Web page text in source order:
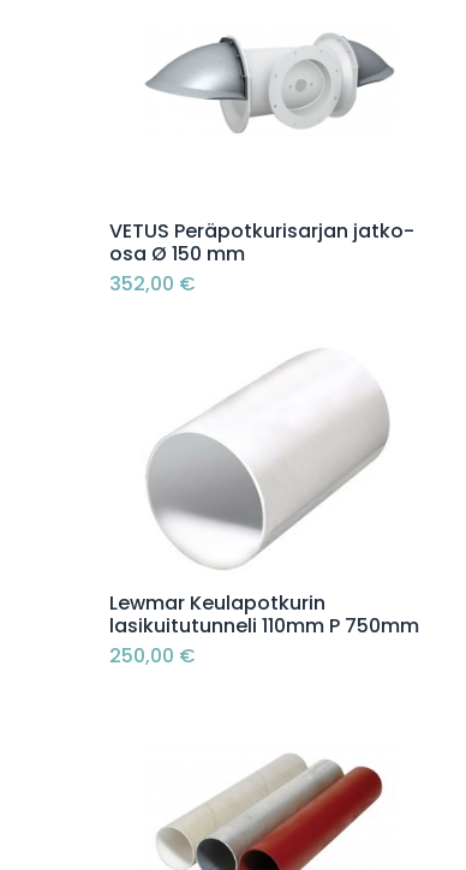
Lisää ostoskoriin
VETUS Peräpotkurisarjan jatko-
osa Ø 150 mm
352,00 €
Lisää ostoskoriin
Lewmar Keulapotkurin
lasikuitutunneli 110mm P 750mm
250,00 €